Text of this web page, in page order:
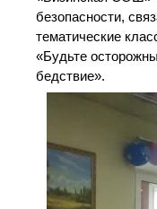
безопасности,
тематические
«Будьте
бедствие».